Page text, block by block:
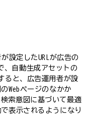
設定したURLが広告の
、自動生成アセットの
ると、広告運用者が設
Webページのなかか
索意図に基づいて最適
表示されるようになり